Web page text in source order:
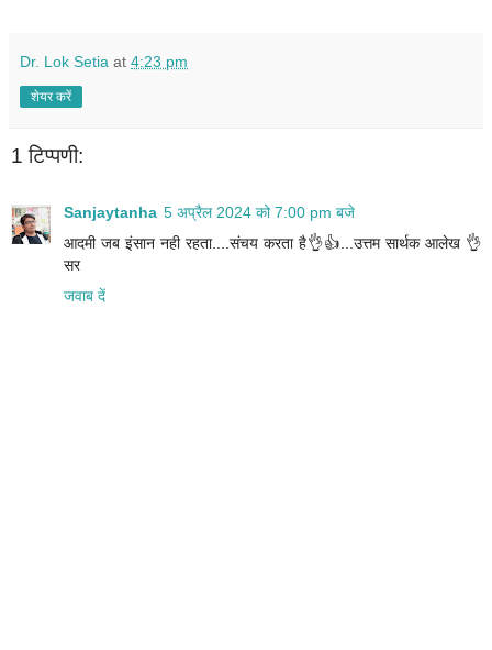
Dr. Lok Setia at 4:23 pm
शेयर करें
1 टिप्पणी:
Sanjaytanha 5 अप्रैल 2024 को 7:00 pm बजे
आदमी जब इंसान नही रहता....संचय करता है👌👍...उत्तम सार्थक आलेख 👌
सर
जवाब दें